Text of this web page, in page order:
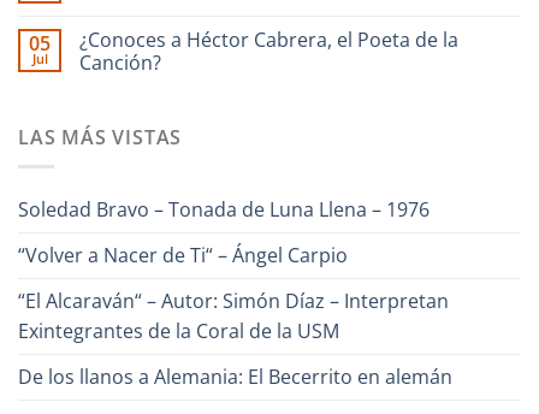
Evaristo
Aparicio
Ronald
Borjas
–
en
“Un
Canto
Alfredo
05
Jul
¿Conoces a Héctor Cabrera, el Poeta de la
Canción?
en
¿Conoces
el
la
LAS MÁS VISTAS
Soledad Bravo – Tonada de Luna Llena – 1976
“Volver a Nacer de Ti“ – Ángel Carpio
“El Alcaraván“ – Autor: Simón Díaz – Interpretan
Exintegrantes de la Coral de la USM
De los llanos a Alemania: El Becerrito en alemán